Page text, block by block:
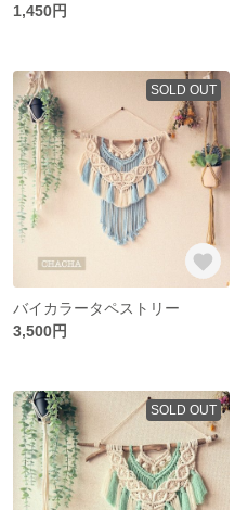
1,450円
SOLD OUT
バイカラータペストリー
3,500円
SOLD OUT